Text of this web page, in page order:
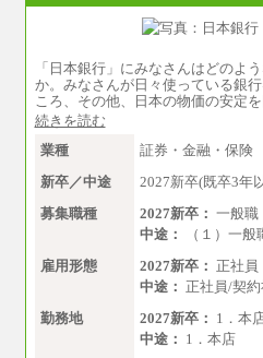
「日本銀行」にみなさんはどのよ
か。みなさんが日々使っている銀
ころ、その他、日本の物価の安定
続きを読む
業種
証券・金融・保険
新卒／中途
2027新卒(既卒3年
募集職種
2027新卒： 一般
中途：
（１）一
雇用形態
2027新卒： 正社員
中途： 正社員/契約
勤務地
2027新卒： 1．
中途： 1．本店